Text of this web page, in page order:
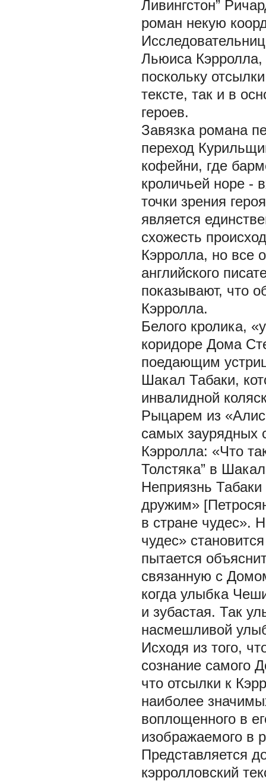
Ливингстон”
роман некую
Льюиса Кэрролла,
поскольку
тексте, так и в
героев.
Завязка романа
переход
кофейни, где
кроличьей норе -
точки зрения
является
схожесть
Кэрролла, но все
английского
показывают, что
Кэрролла.
Белого кролика,
коридоре Дома
поедающим
Шакал Табаки,
инвалидной
Рыцарем из
самых заурядных
Кэрролла: «Что
Толстяка” в
Неприязнь
дружим»
в стране чудес».
чудес»
пытается
связанную с
когда улыбка
и зубастая. Так
насмешливой
Исходя из того,
сознание самого
что отсылки к
наиболее
воплощенного в
изображаемого в
Представляется
кэрролловский